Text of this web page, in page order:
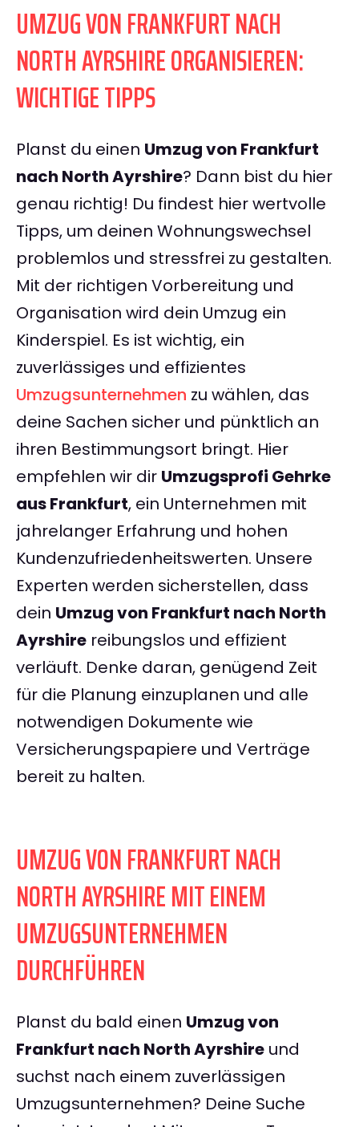
UMZUG VON FRANKFURT NACH
NORTH AYRSHIRE ORGANISIEREN:
WICHTIGE TIPPS
Planst du einen Umzug von Frankfurt
nach North Ayrshire? Dann bist du hier
genau richtig! Du findest hier wertvolle
Tipps, um deinen Wohnungswechsel
problemlos und stressfrei zu gestalten.
Mit der richtigen Vorbereitung und
Organisation wird dein Umzug ein
Kinderspiel. Es ist wichtig, ein
zuverlässiges und effizientes
Umzugsunternehmen zu wählen, das
deine Sachen sicher und pünktlich an
ihren Bestimmungsort bringt. Hier
empfehlen wir dir Umzugsprofi Gehrke
aus Frankfurt, ein Unternehmen mit
jahrelanger Erfahrung und hohen
Kundenzufriedenheitswerten. Unsere
Experten werden sicherstellen, dass
dein Umzug von Frankfurt nach North
Ayrshire reibungslos und effizient
verläuft. Denke daran, genügend Zeit
für die Planung einzuplanen und alle
notwendigen Dokumente wie
Versicherungspapiere und Verträge
bereit zu halten.
UMZUG VON FRANKFURT NACH
NORTH AYRSHIRE MIT EINEM
UMZUGSUNTERNEHMEN
DURCHFÜHREN
Planst du bald einen Umzug von
Frankfurt nach North Ayrshire und
suchst nach einem zuverlässigen
Umzugsunternehmen? Deine Suche